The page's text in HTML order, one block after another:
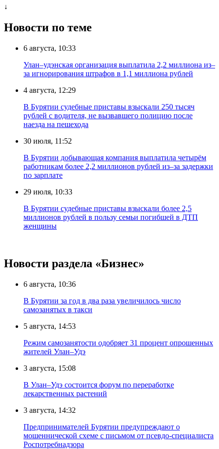
↓
Новости по теме
6 августа, 10:33
Улан–удэнская организация выплатила 2,2 миллиона из–
за игнорирования штрафов в 1,1 миллиона рублей
4 августа, 12:29
В Бурятии судебные приставы взыскали 250 тысяч
рублей с водителя, не вызвавшего полицию после
наезда на пешехода
30 июля, 11:52
В Бурятии добывающая компания выплатила четырём
работникам более 2,2 миллионов рублей из–за задержки
по зарплате
29 июля, 10:33
В Бурятии судебные приставы взыскали более 2,5
миллионов рублей в пользу семьи погибшей в ДТП
женщины
Новости раздела «Бизнес»
6 августа, 10:36
В Бурятии за год в два раза увеличилось число
самозанятых в такси
5 августа, 14:53
Режим самозанятости одобряет 31 процент опрошенных
жителей Улан–Удэ
3 августа, 15:08
В Улан–Удэ состоится форум по переработке
лекарственных растений
3 августа, 14:32
Предпринимателей Бурятии предупреждают о
мошеннической схеме с письмом от псевдо-специалиста
Роспотребнадзора